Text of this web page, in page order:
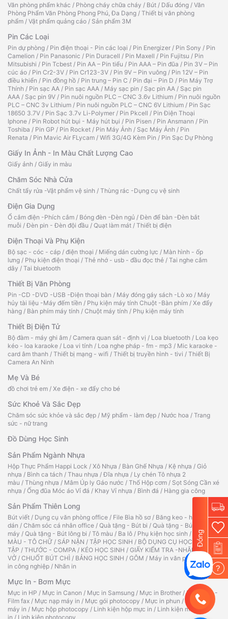
Văn phòng phẩm khác / Phòng cháy chữa cháy / Bút / Dấu đóng / Văn
Phòng Phẩm Văn Phòng Phong Phú, Đa Dạng / Thiết bị văn phòng
phẩm / Vật phẩm quảng cáo / Sản phẩm 3M
Pin Các Loại
Pin dự phòng / Pin điện thoại - Pin các loại / Pin Energizer / Pin Sony / Pin
Camelion / Pin Panasonic / Pin Duracell / Pin Maxell / Pin Fujitsu / Pin
Mitsubishi / Pin Tcbest / Pin AA – Pin tiểu / Pin AAA – Pin đũa / Pin 3V – Pin
cúc áo / Pin Cr2-3V / Pin Cr123-3V / Pin 9V – Pin vuông / Pin 12V – Pin
điều khiển / Pin đồng hồ / Pin trung – Pin C / Pin đại – Pin D / Pin Máy Trợ
Thính / Pin sạc AA / Pin sạc AAA / Máy sạc pin / Sạc pin AA / Sạc pin
AAA / Sạc pin 9V / Pin nuôi nguồn PLC – CNC 3.6v Lithium / Pin nuôi nguồn
PLC – CNC 3v Lithium / Pin nuôi nguồn PLC – CNC 6V Lithium / Pin Sạc
18650 3.7V / Pin Sạc 3.7v Li-Polymer / Pin Pkcell / Pin Điện Thoại
Iphone / Pin Robot hút bụi - Máy hút bụi / Pin Pisen / Pin Ansmann / Pin
Toshiba / Pin GP / Pin Rocket / Pin Máy Ảnh / Sạc Máy Ảnh / Pin
Renata / Pin Mavic Air FLycam / Wifi 3G/4G Kèm Pin / Pin Sạc Dự Phòng
Giấy In Ảnh - In Màu Chất Lượng Cao
Giấy ảnh / Giấy in màu
Chăm Sóc Nhà Cửa
Chất tẩy rửa -Vật phẩm vệ sinh / Thùng rác -Dụng cụ vệ sinh
Điện Gia Dụng
Ổ cắm điện -Phích cắm / Bóng đèn -Đèn ngủ /Đèn để bàn -Đèn bắt
muỗi /Đèn pin - Đèn đội đầu / Quạt làm mát / Thiết bị điện
Điện Thoại Và Phụ Kiện
Bộ sạc - cóc - cáp / điện thoại / Miếng dán cường lực / Màn hình - ốp
lưng / Phụ kiện điện thoại / Thẻ nhớ - usb - đầu đọc thẻ / Tai nghe cắm
dây / Tai bluetooth
Thiết Bị Văn Phòng
Pin -CD -DVD -USB -Điện thoại bàn / Máy đóng gáy sách -Lò xo / Máy
hủy tài liệu -Máy đếm tiền / Phụ kiện máy tính Chuột -Bàn phím / Xe đẩy
hàng / Bàn phím máy tính / Chuột máy tính / Phụ kiện máy tính
Thiết Bị Điện Tử
Bộ đàm - máy ghi âm / Camera quan sát - định vị / Loa bluetooth / Loa kẹo
kéo - loa karaoke / Loa vi tính / Loa nghe pháp - fm - mp3 / Mic karaoke -
card âm thanh / Thiết bị mạng - wifi / Thiết bị truyền hình - tivi / Thiết Bị
Camera An Ninh
Mẹ Và Bé
đồ chơi trẻ em / Xe điện - xe đẩy cho bé
Sức Khoẻ Và Sắc Đẹp
Chăm sóc sức khỏe và sắc đẹp / Mỹ phẩm - làm đẹp / Nước hoa / Trang
sức - nữ trang
Đồ Dùng Học Sinh
Sản Phẩm Ngành Nhựa
Hộp Thực Phẩm Happi Lock / Xô Nhựa / Bàn Ghế Nhựa / Kệ nhựa / Giỏ
nhựa / Bình ca tách / Thau nhựa /Đĩa nhựa / Ly chén Tô nhựa 2
màu / Thùng nhựa / Mâm Úp ly Gáo nước / Thố Hộp cơm / Sọt Sóng Cần xé
nhựa / Ống đũa Móc áo Vỉ đá / Khay Vỉ nhựa / Bình đá / Hàng gia công
Sản Phẩm Thiên Long
Bút viết / Dụng cụ văn phòng office / File Bìa hồ sơ / Băng keo - hồ
dán / Chăm sóc cá nhân office / Quà tặng - Bút bi / Quà tặng - Bút
máy / Quà tặng - Bút lông bi / Tô màu / Ba lô / Phụ kiện học sinh /
TẬP TÔ
MÀU - TÔ CHỮ / SÁP NẶN / TẬP HỌC SINH / BỘ DỤNG CỤ HỌC
TẬP / THƯỚC - COMPA / KÉO HỌC SINH / GIẤY KIỂM TRA -NHÃN
VỞ / CHUỐT BÚT CHÌ / BẢNG HỌC SINH / GÔM / Máy in văn phòng
Máy
in công nghiệp / Nhãn in
Mực In - Bơm Mực
Mực in HP / Mực in Canon / Mực in Samsung / Mực in Brother /Ruy băng -
Film fax / Mực nạp máy in / Mực gói photocopy / Mực in phun / Hộp mực
máy in / Mực hộp photocopy / Linh kiện hộp mực in / Linh kiện máy
in / Linh kiện photocopy
Đóng
?